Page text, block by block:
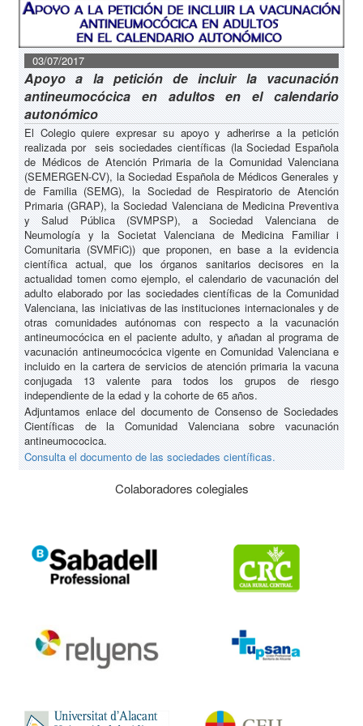
03/07/2017
Apoyo a la petición de incluir la vacunación
antineumocócica en adultos en el calendario
autonómico
El Colegio quiere expresar su apoyo y adherirse a la petición
realizada por seis sociedades científicas (la Sociedad Española
de Médicos de Atención Primaria de la Comunidad Valenciana
(SEMERGEN-CV), la Sociedad Española de Médicos Generales y
de Familia (SEMG), la Sociedad de Respiratorio de Atención
Primaria (GRAP), la Sociedad Valenciana de Medicina Preventiva
y Salud Pública (SVMPSP), a Sociedad Valenciana de
Neumología y la Societat Valenciana de Medicina Familiar i
Comunitaria (SVMFiC)) que proponen, en base a la evidencia
científica actual, que los órganos sanitarios decisores en la
actualidad tomen como ejemplo, el calendario de vacunación del
adulto elaborado por las sociedades científicas de la Comunidad
Valenciana, las iniciativas de las instituciones internacionales y de
otras comunidades autónomas con respecto a la vacunación
antineumocócica en el paciente adulto, y añadan al programa de
vacunación antineumocócica vigente en Comunidad Valenciana e
incluido en la cartera de servicios de atención primaria la vacuna
conjugada 13 valente para todos los grupos de riesgo
independiente de la edad y la cohorte de 65 años.
Adjuntamos enlace del documento de Consenso de Sociedades
Científicas de la Comunidad Valenciana sobre vacunación
antineumococica.
Consulta el documento de las sociedades científicas.
Colaboradores colegiales